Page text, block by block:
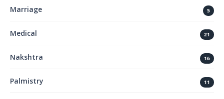
Marriage 5
Medical 21
Nakshtra 16
Palmistry 11